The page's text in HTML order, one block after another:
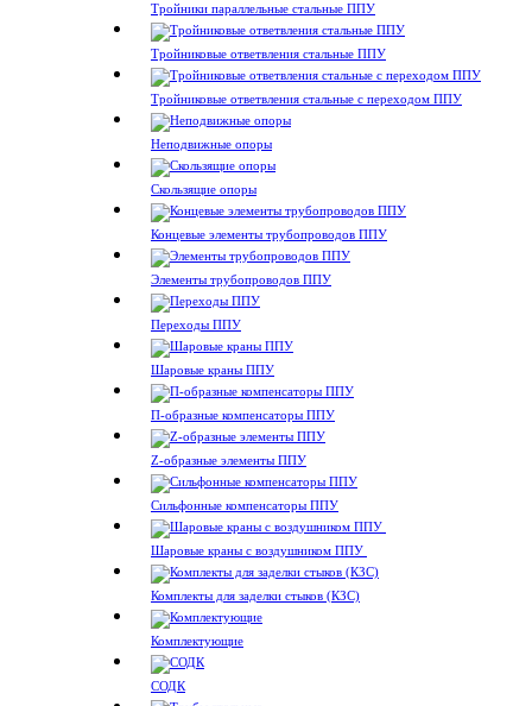
Тройники параллельные стальные ППУ
Тройниковые ответвления стальные ППУ
Тройниковые ответвления стальные с переходом ППУ
Неподвижные опоры
Скользящие опоры
Концевые элементы трубопроводов ППУ
Элементы трубопроводов ППУ
Переходы ППУ
Шаровые краны ППУ
П-образные компенсаторы ППУ
Z-образные элементы ППУ
Сильфонные компенсаторы ППУ
Шаровые краны с воздушником ППУ
Комплекты для заделки стыков (КЗС)
Комплектующие
СОДК